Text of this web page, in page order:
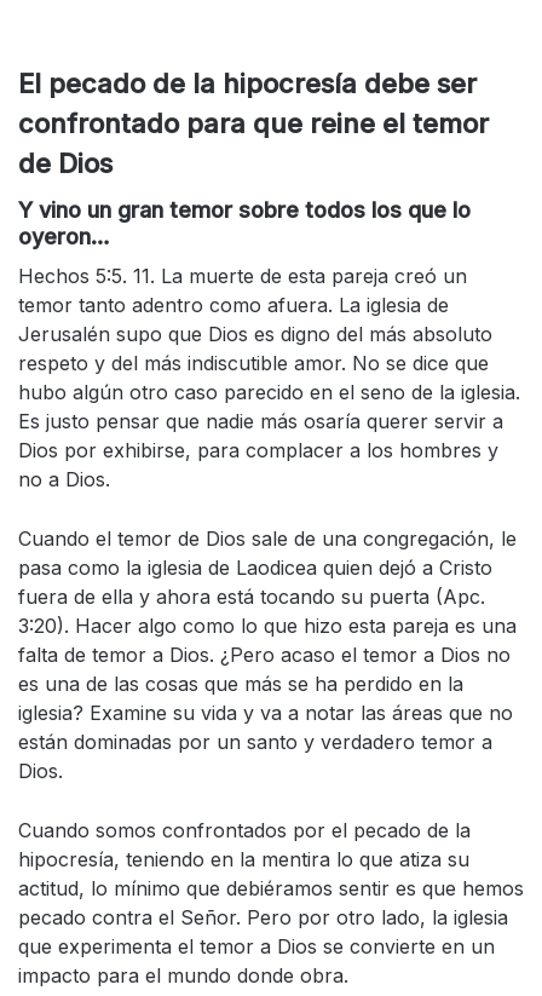
El pecado de la hipocresía debe ser
confrontado para que reine el temor
de Dios
Y vino un gran temor sobre todos los que lo
oyeron…
Hechos 5:5. 11. La muerte de esta pareja creó un
temor tanto adentro como afuera. La iglesia de
Jerusalén supo que Dios es digno del más absoluto
respeto y del más indiscutible amor. No se dice que
hubo algún otro caso parecido en el seno de la iglesia.
Es justo pensar que nadie más osaría querer servir a
Dios por exhibirse, para complacer a los hombres y
no a Dios.
Cuando el temor de Dios sale de una congregación, le
pasa como la iglesia de Laodicea quien dejó a Cristo
fuera de ella y ahora está tocando su puerta (Apc.
3:20). Hacer algo como lo que hizo esta pareja es una
falta de temor a Dios. ¿Pero acaso el temor a Dios no
es una de las cosas que más se ha perdido en la
iglesia? Examine su vida y va a notar las áreas que no
están dominadas por un santo y verdadero temor a
Dios.
Cuando somos confrontados por el pecado de la
hipocresía, teniendo en la mentira lo que atiza su
actitud, lo mínimo que debiéramos sentir es que hemos
pecado contra el Señor. Pero por otro lado, la iglesia
que experimenta el temor a Dios se convierte en un
impacto para el mundo donde obra.